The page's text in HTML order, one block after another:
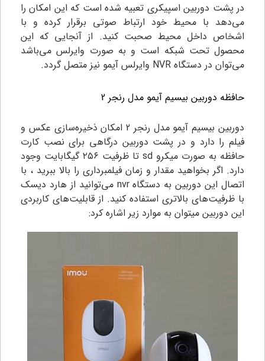
در پشت دوربین اسپیکری تعبیه شده است که این امکان را
می‌دهد با محیط خود ارتباط صوتی برقرار کرده و با
اشخاص داخل محیط صحبت کنید. از آنجایی که این
محصول تحت شبکه است و به صورت وایرلس می‌باشد
می‌توان در دستگاه NVR وایرلس آیمو نیز متصل گردد.
حافظه دوربین بیسیم آیمو مدل رنجر 2
دوربین بیسیم آیمو مدل رنجر 2 امکان ذخیره‌سازی عکس و
فیلم را دارد و در پشت دوربین درگاهی برای نصب کارت
حافظه به صورت میکرو sd تا ظرفیت ۲۵۶ گیگابایت وجود
دارد. اگر بخواهید مقدار و زمان فیلمبرداری را بالا ببرید ، با
اتصال این دوربین به دستگاه nvr می‌توانید از هارد دیسک
با ظرفیت‌های بالاتری استفاده کنید. از قابلیت‌های کاربردی
این دوربین میتوان به موارد زیر اشاره کرد: